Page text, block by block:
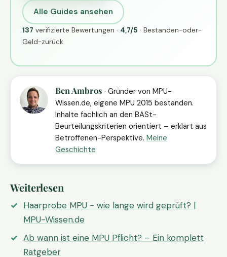
Alle Guides ansehen
137 verifizierte Bewertungen · 4,7/5 · Bestanden-oder-
Geld-zurück
Ben Ambros · Gründer von MPU-
Wissen.de, eigene MPU 2015 bestanden.
Inhalte fachlich an den BASt-
Beurteilungskriterien orientiert – erklärt aus
Betroffenen-Perspektive. Meine
Geschichte
Weiterlesen
Haarprobe MPU - wie lange wird geprüft? |
MPU-Wissen.de
Ab wann ist eine MPU Pflicht? – Ein komplett
Ratgeber